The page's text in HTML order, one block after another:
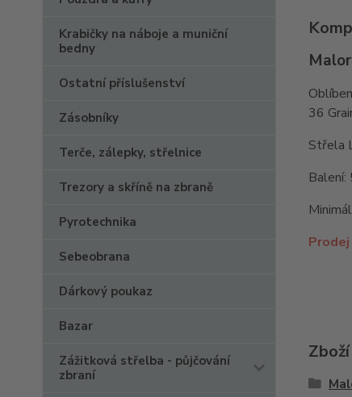
Krabičky na náboje a muniční
bedny
Ostatní příslušenství
Zásobníky
Terče, zálepky, střelnice
Trezory a skříně na zbraně
Pyrotechnika
Sebeobrana
Dárkový poukaz
Bazar
Zážitková střelba - půjčování
zbraní
36
Střela